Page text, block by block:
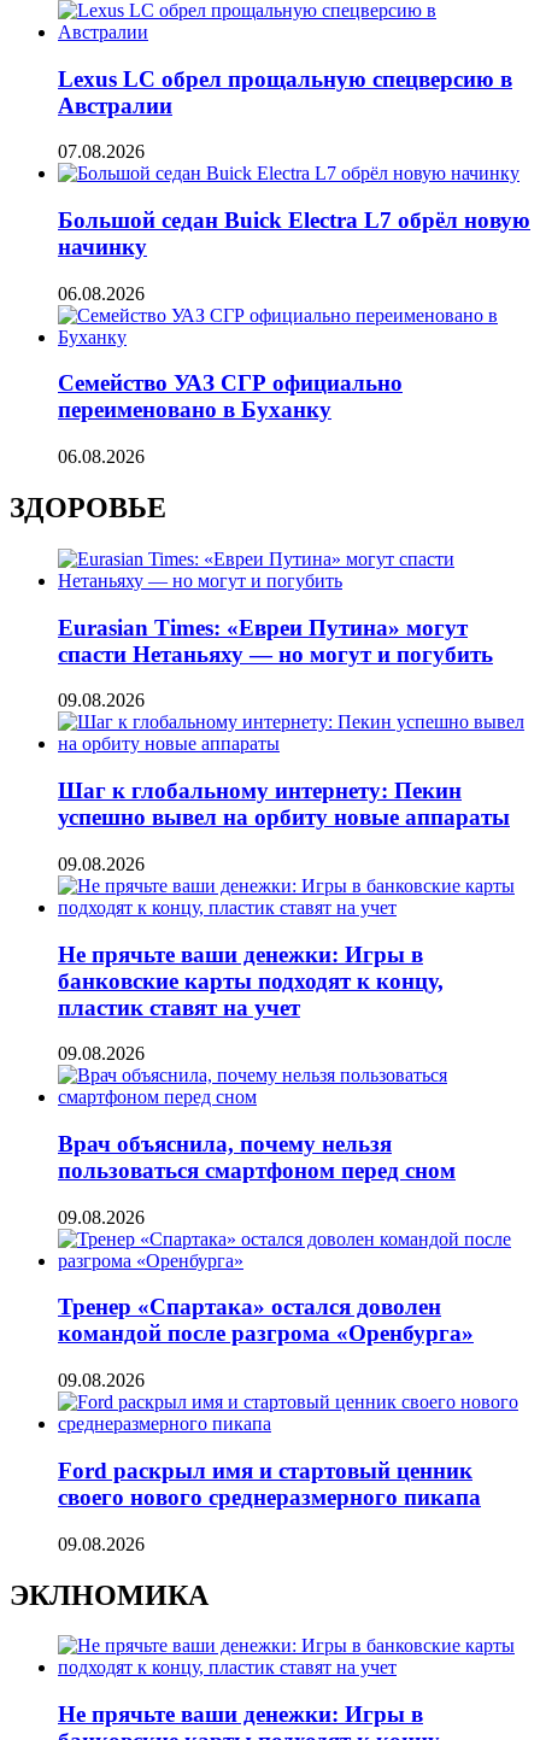
Lexus LC обрел прощальную спецверсию в
Австралии
07.08.2026
Большой седан Buick Electra L7 обрёл новую
начинку
06.08.2026
Семейство УАЗ СГР официально
переименовано в Буханку
06.08.2026
ЗДОРОВЬЕ
Eurasian Times: «Евреи Путина» могут
спасти Нетаньяху — но могут и погубить
09.08.2026
Шаг к глобальному интернету: Пекин
успешно вывел на орбиту новые аппараты
09.08.2026
Не прячьте ваши денежки: Игры в
банковские карты подходят к концу,
пластик ставят на учет
09.08.2026
Врач объяснила, почему нельзя
пользоваться смартфоном перед сном
09.08.2026
Тренер «Спартака» остался доволен
командой после разгрома «Оренбурга»
09.08.2026
Ford раскрыл имя и стартовый ценник
своего нового среднеразмерного пикапа
09.08.2026
ЭКЛНОМИКА
Не прячьте ваши денежки: Игры в